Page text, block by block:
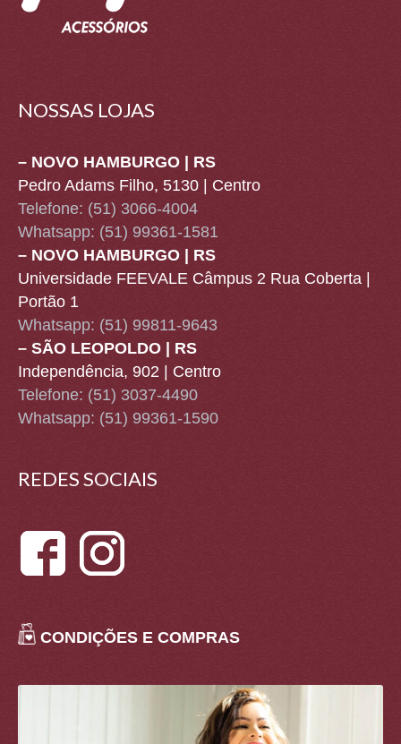
NOSSAS LOJAS
– NOVO HAMBURGO | RS
Pedro Adams Filho, 5130 | Centro
Telefone: (51) 3066-4004
Whatsapp: (51) 99361-1581
– NOVO HAMBURGO | RS
Universidade FEEVALE Câmpus 2 Rua Coberta |
Portão 1
Whatsapp: (51) 99811-9643
– SÃO LEOPOLDO | RS
Independência, 902 | Centro
Telefone: (51) 3037-4490
Whatsapp: (51) 99361-1590
REDES SOCIAIS
CONDIÇÕES E COMPRAS